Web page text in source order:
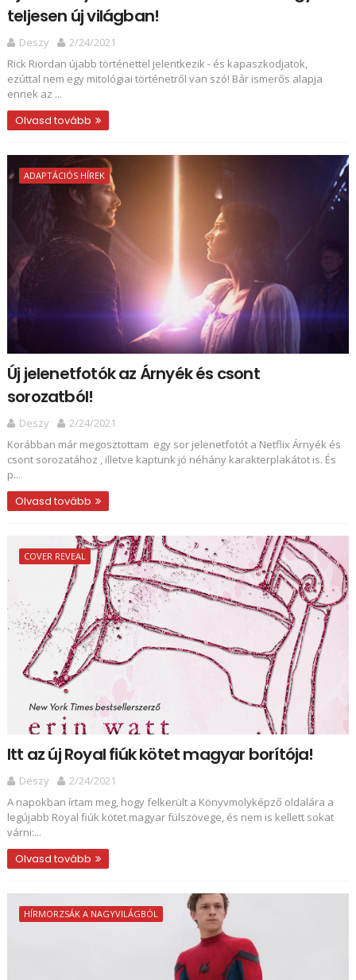
teljesen új világban!
Deszy
2/24/2021
Rick Riordan újabb történettel jelentkezik - és kapaszkodjatok,
ezúttal nem egy mitológiai történetről van szó! Bár ismerős alapja
ennek az ...
Olvasd tovább
ADAPTÁCIÓS HÍREK
Új jelenetfotók az Árnyék és csont
sorozatból!
Deszy
2/24/2021
Korábban már megosztottam egy sor jelenetfotót a Netflix Árnyék és
csont sorozatához , illetve kaptunk jó néhány karakterplakátot is. És
p...
Olvasd tovább
COVER REVEAL
Itt az új Royal fiúk kötet magyar borítója!
Deszy
2/24/2021
A napokban írtam meg, hogy felkerült a Könyvmolyképző oldalára a
legújabb Royal fiúk kötet magyar fülszövege, és nem is kellett sokat
várni:...
Olvasd tovább
HÍRMORZSÁK A NAGYVILÁGBÓL